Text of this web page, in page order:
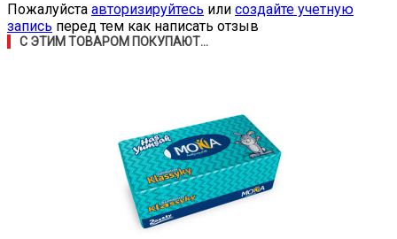
Пожалуйста авторизируйтесь или создайте учетную
запись перед тем как написать отзыв
С ЭТИМ ТОВАРОМ ПОКУПАЮТ...